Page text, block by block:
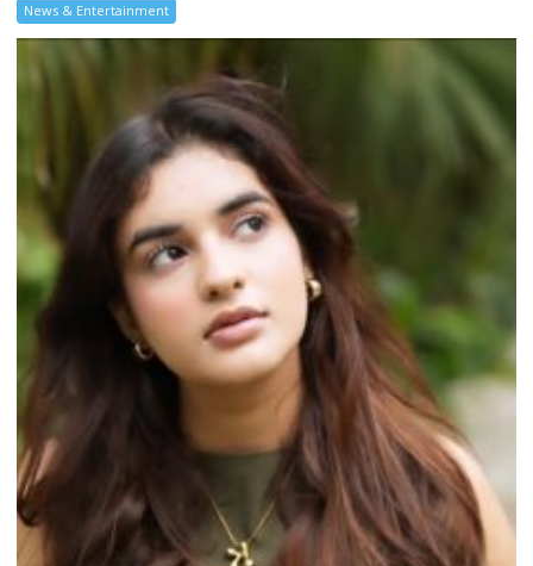
News & Entertainment